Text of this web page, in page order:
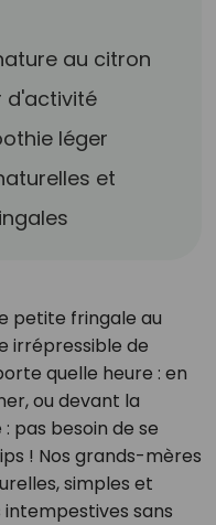
au citron
d'activité
léger
et
petite fringale au
irrépressible de
quelle heure : en
ou devant la
pas besoin de se
! Nos grands-mères
simples et
sans